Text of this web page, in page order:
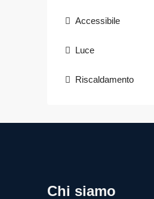
Accessibile
Luce
Riscaldamento
Chi siamo